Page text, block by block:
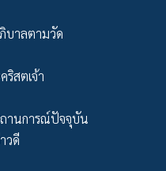
บาลตามวัด
สตเจ้า
านการณ์ปัจจุบัน
วดี